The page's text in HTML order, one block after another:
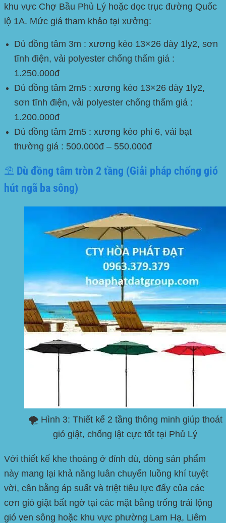
khu vực Chợ Bầu Phủ Lý hoặc dọc trục đường Quốc
lộ 1A. Mức giá tham khảo tại xưởng:
Dù đồng tâm 3m : xương kèo 13×26 dày 1ly2, sơn
tĩnh điện, vải polyester chống thấm giá :
1.250.000đ
Dù đồng tâm 2m5 : xương kèo 13×26 dày 1ly2,
sơn tĩnh điện, vải polyester chống thấm giá :
1.200.000đ
Dù đồng tâm 2m5 : xương kèo phi 6, vải bạt
thường giá : 500.000đ – 550.000đ
⛱️ Dù đồng tâm tròn 2 tầng (Giải pháp chống gió
hút ngã ba sông)
🌪️ Hình 3: Thiết kế 2 tầng thông minh giúp thoát
gió giật, chống lật cực tốt tại Phủ Lý
Với thiết kế khe thoáng ở đỉnh dù, dòng sản phẩm
này mang lại khả năng luân chuyển luồng khí tuyệt
vời, cân bằng áp suất và triệt tiêu lực đẩy của các
cơn gió giật bất ngờ tại các mặt bằng trống trải lộng
gió ven sông hoặc khu vực phường Lam Hạ, Liêm